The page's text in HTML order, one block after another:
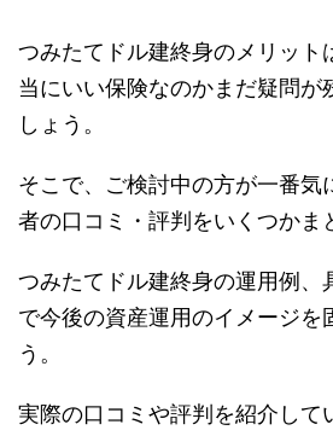
つみたてドル建終身のメリット
当にいい保険なのかまだ疑問が
しょう。
そこで、ご検討中の方が一番気
者の口コミ・評判をいくつかま
つみたてドル建終身の運用例、
で今後の資産運用のイメージを
う。
実際の口コミや評判を紹介して